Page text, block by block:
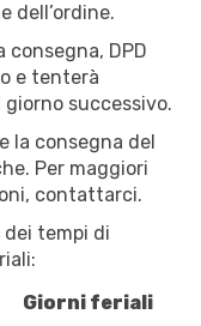
dell’ordine.
consegna, DPD
e tenterà
successivo.
la consegna del
Per maggiori
contattarci.
dei tempi di
Giorni feriali